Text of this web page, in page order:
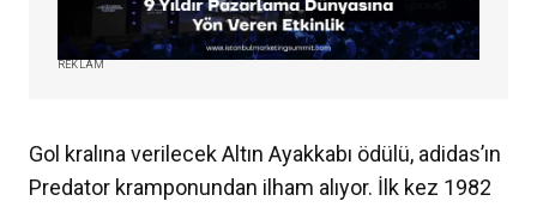
REKLAM
Gol kralına verilecek Altın Ayakkabı ödülü, adidas’ın
Predator kramponundan ilham alıyor. İlk kez 1982